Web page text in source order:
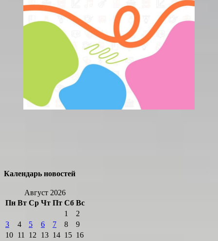
Календарь новостей
Август 2026
Пн Вт Ср Чт Пт Сб Вс
1
2
3
4 5 6 7 8
9
10 11 12 13 14 15 16